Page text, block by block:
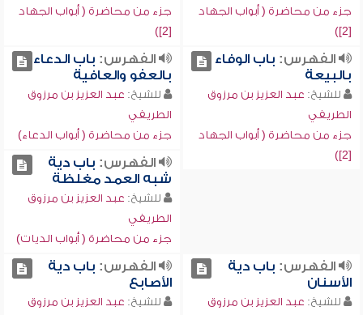
جزء من محاضرة ( أبواب الجهاد
[2])
جزء من محاضرة ( أبواب الجهاد
[2])
الفهرس: باب الوفاء
بالبيعة
للشيخ: عبد العزيز بن مرزوق
الطريفي
جزء من محاضرة ( أبواب الجهاد
[2])
الفهرس: باب الدعاء
بالعفو والعافية
للشيخ: عبد العزيز بن مرزوق
الطريفي
جزء من محاضرة ( أبواب الدعاء)
الفهرس: باب دية
شبه العمد مغلظة
للشيخ: عبد العزيز بن مرزوق
الطريفي
جزء من محاضرة ( أبواب الديات)
الفهرس: باب دية
الأسنان
للشيخ: عبد العزيز بن مرزوق
الفهرس: باب دية
الأصابع
للشيخ: عبد العزيز بن مرزوق